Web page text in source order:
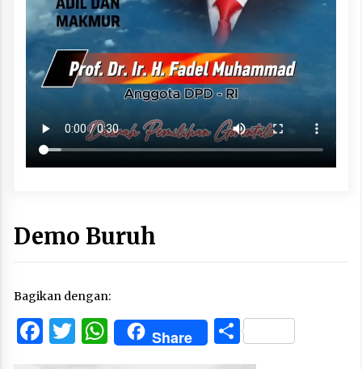
Demo Buruh
Bagikan dengan:
Facebook
Twitter
WhatsApp
Share Share